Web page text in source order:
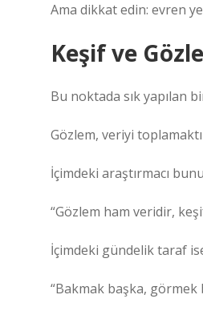
Ama dikkat edin: evren
Keşif ve
Bu noktada sık yapılan
Gözlem, veriyi
İçimdeki araştırmacı
“Gözlem ham veridir,
İçimdeki gündelik taraf
“Bakmak başka, görmek